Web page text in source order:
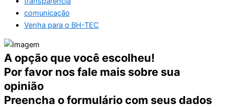
comunicação
Venha para o BH-TEC
A opção que você escolheu!
Por favor nos fale mais sobre sua
opinião
Preencha o formulário com seus dados